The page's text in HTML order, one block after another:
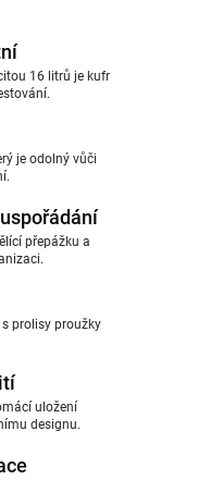
16 litrů je kufr
je odolný vůči
přepážku a
prolisy proužky
uložení
designu.